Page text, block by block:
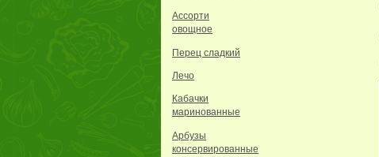
Ассорти
овощное
Перец сладкий
Лечо
Кабачки
маринованные
Арбузы
консервированные